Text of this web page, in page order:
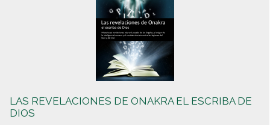
LAS REVELACIONES DE ONAKRA EL ESCRIBA DE
DIOS